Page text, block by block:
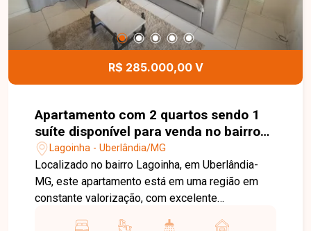
busca um apartamento pronto para morar, em uma
região em constante valorização de Uberlândia.
Entre em contato e agende sua visita!
R$ 285.000,00 V
Apartamento com 2 quartos sendo 1
suíte disponível para venda no bairro
Lagoinha em Uberlândia-MG
Lagoinha - Uberlândia/MG
Localizado no bairro Lagoinha, em Uberlândia-
MG, este apartamento está em uma região em
constante valorização, com excelente